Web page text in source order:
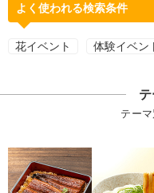
よく使われる検索条件
花イベント 体験イベン
テー